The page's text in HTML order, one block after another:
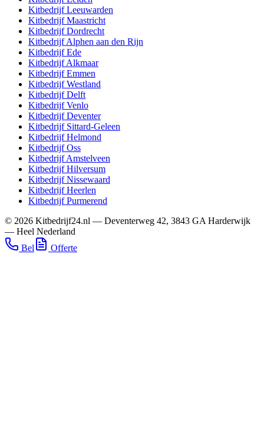
KitbedrijfLeeuwarden
KitbedrijfMaastricht
KitbedrijfDordrecht
KitbedrijfAlphen aan den Rijn
KitbedrijfEde
KitbedrijfAlkmaar
KitbedrijfEmmen
KitbedrijfWestland
KitbedrijfDelft
KitbedrijfVenlo
KitbedrijfDeventer
Kitbedrijf Sittard-Geleen
KitbedrijfHelmond
KitbedrijfOss
KitbedrijfAmstelveen
KitbedrijfHilversum
KitbedrijfNissewaard
KitbedrijfHeerlen
KitbedrijfPurmerend
© 2026 Kitbedrijf24.nl — Deventerweg 42, 3843 GA Harderwijk
— Heel Nederland
Bel
Offerte